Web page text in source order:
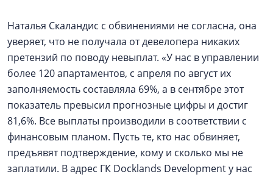
Наталья Скаландис с обвинениями не согласна, она
уверяет, что не получала от девелопера никаких
претензий по поводу невыплат. «У нас в управлении
более 120 апартаментов, с апреля по август их
заполняемость составляла 69%, а в сентябре этот
показатель превысил прогнозные цифры и достиг
81,6%. Все выплаты производили в соответствии с
финансовым планом. Пусть те, кто нас обвиняет,
предъявят подтверждение, кому и сколько мы не
заплатили. В адрес ГК Docklands Development у нас